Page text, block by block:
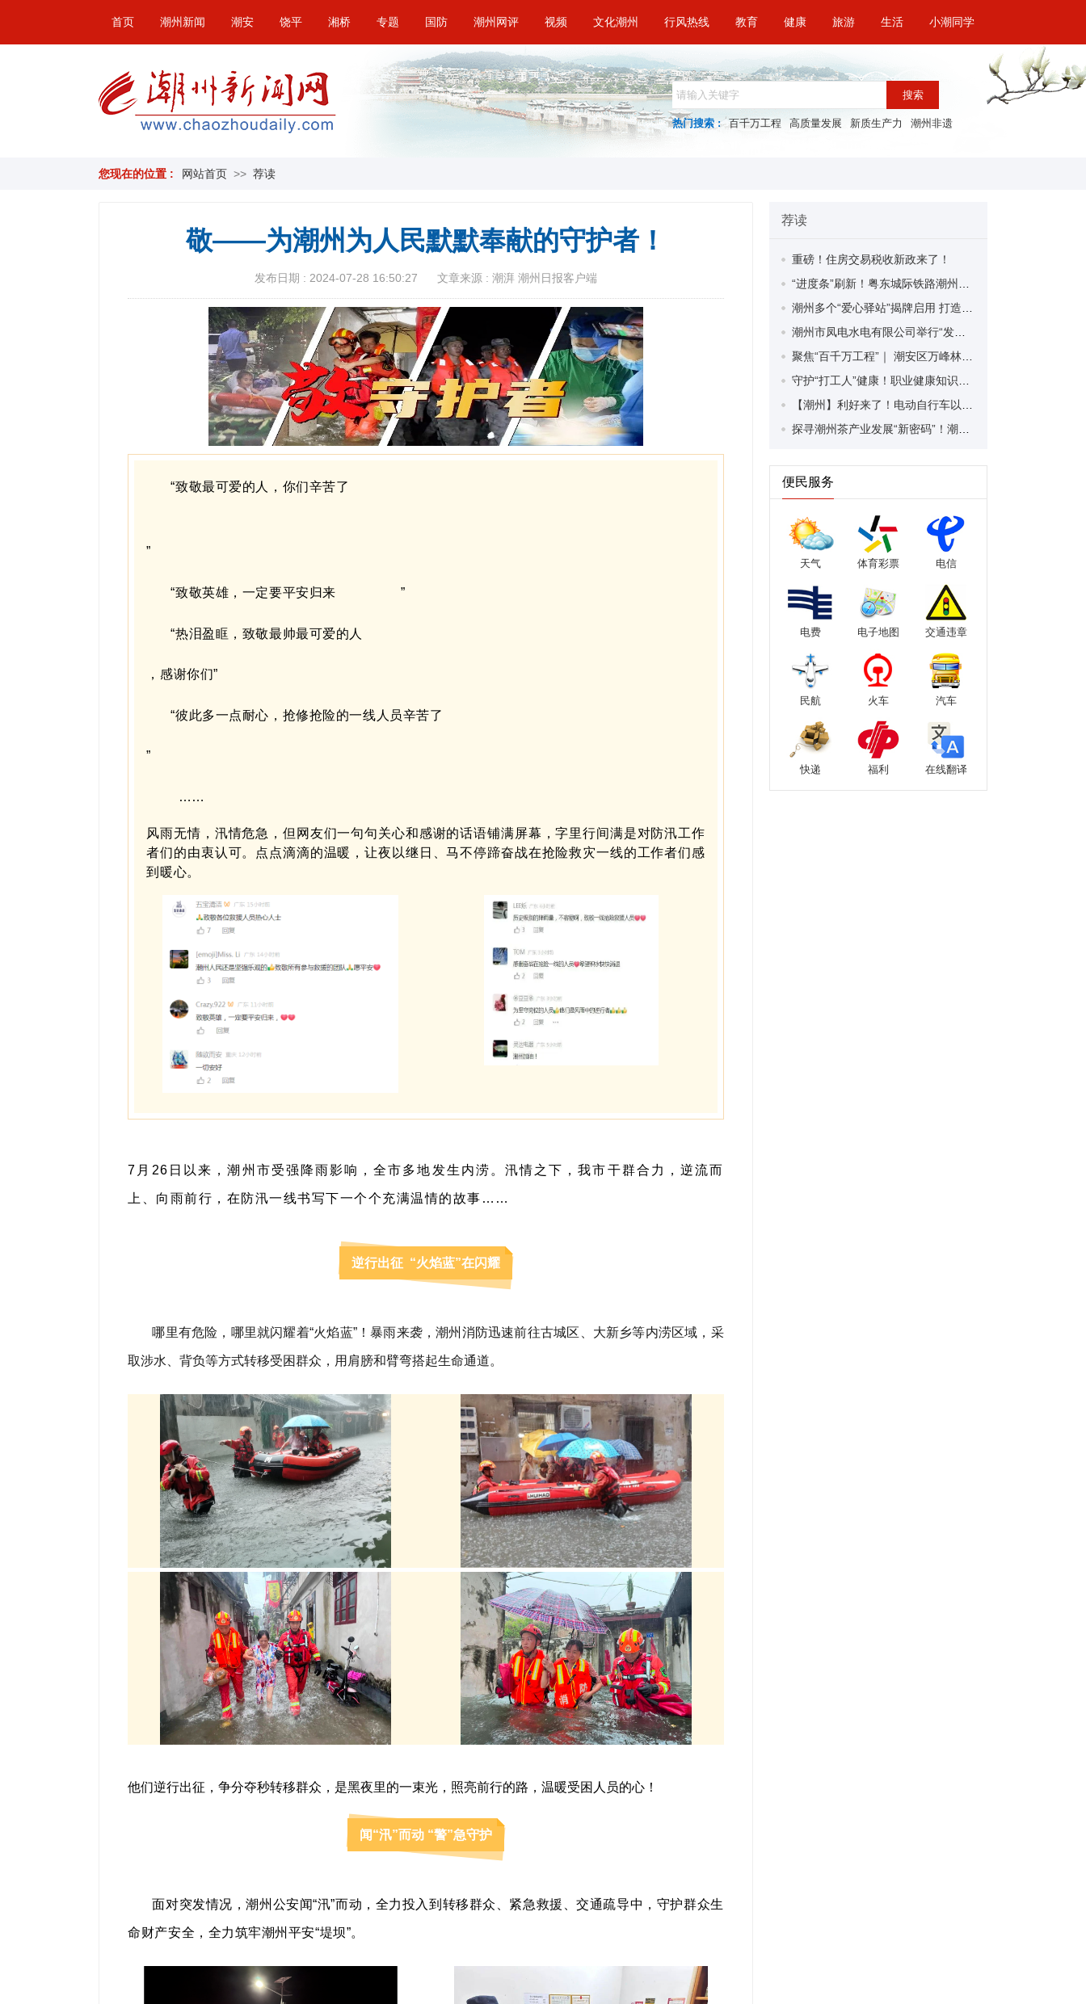
首页 潮州新闻 潮安 饶平 湘桥 专题 国防 潮州网评 视频 文化潮州 行风热线 教育 健康 旅游 生活 小潮同学
搜索
热门搜索 : 百千万工程 高质量发展 新质生产力 潮州非遗
您现在的位置 : 网站首页 >> 荐读
敬——为潮州为人民默默奉献的守护者！
发布日期 : 2024-07-28 16:50:27 文章来源 : 潮湃 潮州日报客户端
“致敬最可爱的人，你们辛苦了
”
“致敬英雄，一定要平安归来 ”
“热泪盈眶，致敬最帅最可爱的人
，感谢你们”
“彼此多一点耐心，抢修抢险的一线人员辛苦了
”
……
风雨无情，汛情危急，但网友们一句句关心和感谢的话语铺满屏幕，字里行间满是对防汛工作
者们的由衷认可。点点滴滴的温暖，让夜以继日、马不停蹄奋战在抢险救灾一线的工作者们感
到暖心。
7月26日以来，潮州市受强降雨影响，全市多地发生内涝。汛情之下，我市干群合力，逆流而
上、向雨前行，在防汛一线书写下一个个充满温情的故事……
逆行出征 “火焰蓝”在闪耀
哪里有危险，哪里就闪耀着“火焰蓝”！暴雨来袭，潮州消防迅速前往古城区、大新乡等内涝区域，采
取涉水、背负等方式转移受困群众，用肩膀和臂弯搭起生命通道。
他们逆行出征，争分夺秒转移群众，是黑夜里的一束光，照亮前行的路，温暖受困人员的心！
闻“汛”而动 “警”急守护
面对突发情况，潮州公安闻“汛”而动，全力投入到转移群众、紧急救援、交通疏导中，守护群众生
命财产安全，全力筑牢潮州平安“堤坝”。
荐读
重磅！住房交易税收新政来了！
便民服务
天气 体育彩票 电信
电费 电子地图 交通违章
民航 火车 汽车
快递 福利 在线翻译